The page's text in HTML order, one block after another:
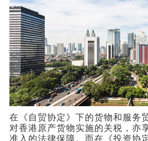
在《自贸协定》下的货物和服务
对香港原产货物实施的关税，亦
准入的法律保障。而在《投资协